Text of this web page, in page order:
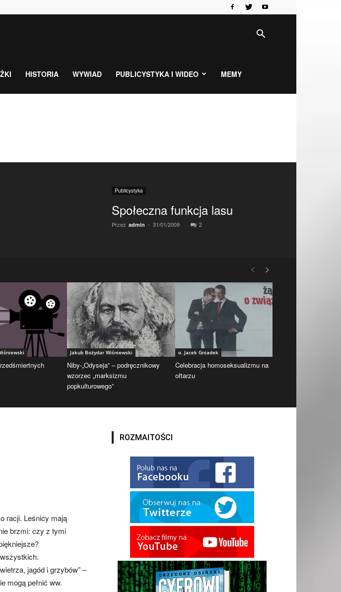
HISTORIA WYWIAD PUBLICYSTYKA I WIDEO MEMY
Publicystyka
Społeczna funkcja lasu
Przez admin - 31/01/2009 2
Jakub Bożydar Wiśniewski
Niby-„Odyseja” – podręcznikowy
wzorzec „marksizmu
popkulturowego”
o. Jacek Gniadek
Celebracja homoseksualizmu na
ołtarzu
racji. Leśnicy mają
brzmi: czy z tymi
jagód i grzybów” –
mogą pełnić ww.
ROZMAITOŚCI